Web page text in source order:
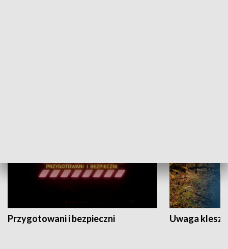
Przygotowani i bezpieczni Uwaga